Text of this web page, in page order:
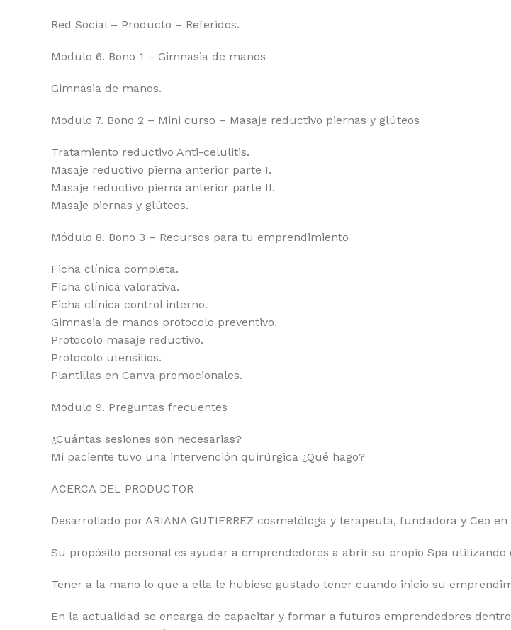
Red Social – Producto – Referidos.
Módulo 6. Bono 1 – Gimnasia de manos
Gimnasia de manos.
Módulo 7. Bono 2 – Mini curso – Masaje reductivo piernas y glúteos
Tratamiento reductivo Anti-celulitis.
Masaje reductivo pierna anterior parte I.
Masaje reductivo pierna anterior parte II.
Masaje piernas y glúteos.
Módulo 8. Bono 3 – Recursos para tu emprendimiento
Ficha clínica completa.
Ficha clínica valorativa.
Ficha clínica control interno.
Gimnasia de manos protocolo preventivo.
Protocolo masaje reductivo.
Protocolo utensilios.
Plantillas en Canva promocionales.
Módulo 9. Preguntas frecuentes
¿Cuántas sesiones son necesarias?
Mi paciente tuvo una intervención quirúrgica ¿Qué hago?
ACERCA DEL PRODUCTOR
Desarrollado por ARIANA GUTIERREZ cosmetóloga y terapeuta, fundadora y Ceo
Su propósito personal es ayudar a emprendedores a abrir su propio Spa
Tener a la mano lo que a ella le hubiese gustado tener cuando inicio su
En la actualidad se encarga de capacitar y formar a futuros emprendedores